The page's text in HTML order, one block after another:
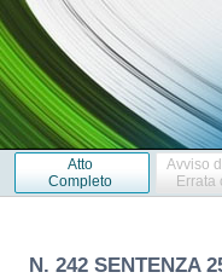
Atto
Completo
Avviso
Errata
N. 242 SENTENZA